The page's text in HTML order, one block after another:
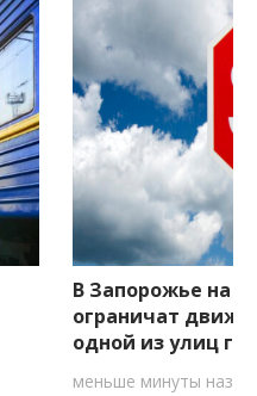
В Запорожье на
ограничат
одной из улиц
меньше минуты назад